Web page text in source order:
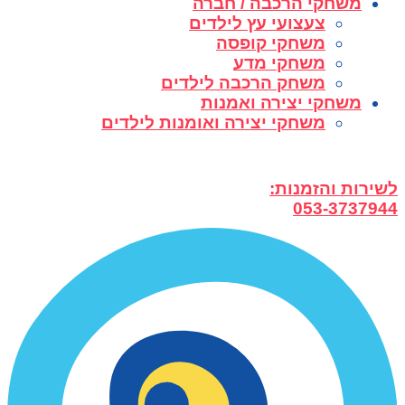
צעצועי עץ לילדים
משחקי קופסה
משחקי מדע
משחק הרכבה לילדים
משחקי יצירה ואמנות
משחקי יצירה ואומנות לילדים
לשירות והזמנות:
053-3737944